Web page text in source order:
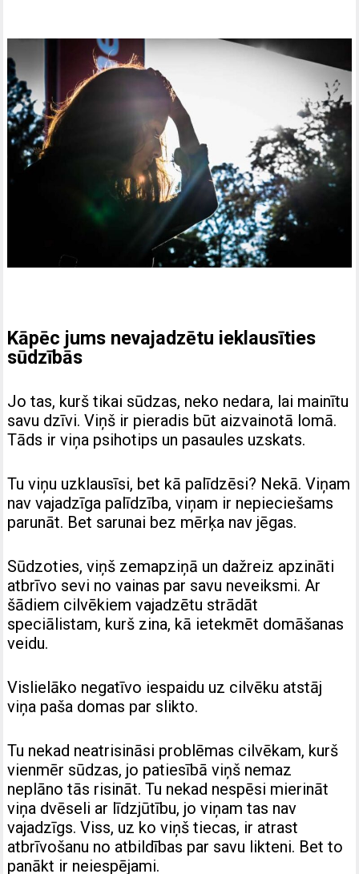
Kāpēc jums nevajadzētu ieklausīties
sūdzībās
Jo tas, kurš tikai sūdzas, neko nedara, lai mainītu
savu dzīvi. Viņš ir pieradis būt aizvainotā lomā.
Tāds ir viņa psihotips un pasaules uzskats.
Tu viņu uzklausīsi, bet kā palīdzēsi? Nekā. Viņam
nav vajadzīga palīdzība, viņam ir nepieciešams
parunāt. Bet sarunai bez mērķa nav jēgas.
Sūdzoties, viņš zemapziņā un dažreiz apzināti
atbrīvo sevi no vainas par savu neveiksmi. Ar
šādiem cilvēkiem vajadzētu strādāt
speciālistam, kurš zina, kā ietekmēt domāšanas
veidu.
Vislielāko negatīvo iespaidu uz cilvēku atstāj
viņa paša domas par slikto.
Tu nekad neatrisināsi problēmas cilvēkam, kurš
vienmēr sūdzas, jo patiesībā viņš nemaz
neplāno tās risināt. Tu nekad nespēsi mierināt
viņa dvēseli ar līdzjūtību, jo viņam tas nav
vajadzīgs. Viss, uz ko viņš tiecas, ir atrast
atbrīvošanu no atbildības par savu likteni. Bet to
panākt ir neiespējami.